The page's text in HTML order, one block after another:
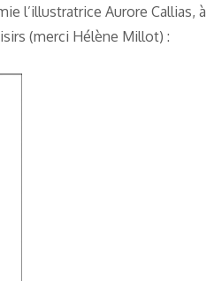
l’illustratrice Aurore Callias, à
(merci Hélène Millot) :